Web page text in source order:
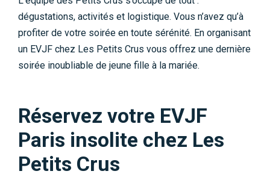
dégustations, activités et logistique. Vous n’avez qu’à
profiter de votre soirée en toute sérénité. En organisant
un EVJF chez Les Petits Crus vous offrez une dernière
soirée inoubliable de jeune fille à la mariée.
Réservez votre EVJF
Paris insolite chez Les
Petits Crus